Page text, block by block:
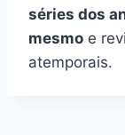
séries dos
mesmo e
atemporais.